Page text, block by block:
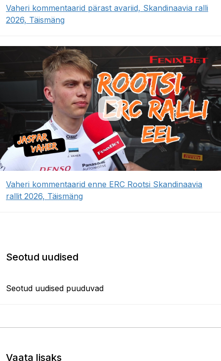
Vaheri kommentaarid pärast avariid, Skandinaavia ralli
2026, Täismäng
Vaheri kommentaarid enne ERC Rootsi Skandinaavia
rallit 2026, Täismäng
Seotud uudised
Seotud uudised puuduvad
Vaata lisaks